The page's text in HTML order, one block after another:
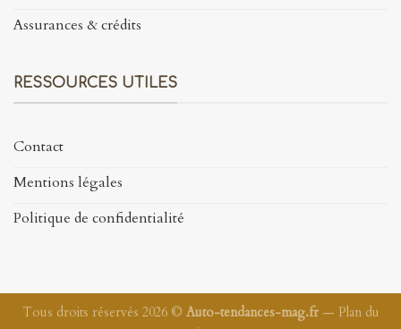
Assurances & crédits
RESSOURCES UTILES
Contact
Mentions légales
Politique de confidentialité
Tous droits réservés 2026 © Auto-tendances-mag.fr— Plan du